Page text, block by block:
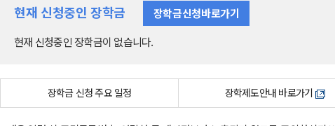
현재 신청중인 장학금
장학금신청바로가기
현재 신청중인 장학금이 없습니다.
장학금 신청 주요 일정 장학제도안내 바로가기